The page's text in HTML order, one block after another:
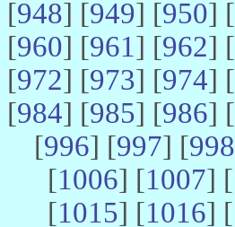
[948] [949] [950] [
[960] [961] [962] [
[972] [973] [974] [
[984] [985] [986] [
[996] [997] [998
[1006] [1007] [
[1015] [1016] [